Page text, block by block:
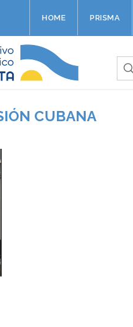
HOME PRISMA
CUBANA